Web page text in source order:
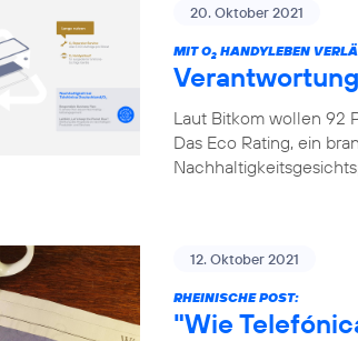
20. Oktober 2021
MIT O2 HANDYLEBEN
Laut Bitkom wollen 92
Das Eco Rating, ein
12. Oktober 2021
RHEINISCHE POST:
"Wie